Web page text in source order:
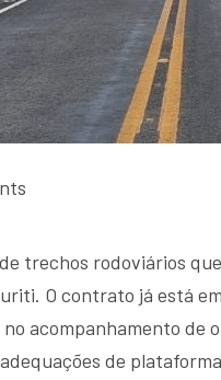
trechos rodoviários
O contrato já está
acompanhamento de
de